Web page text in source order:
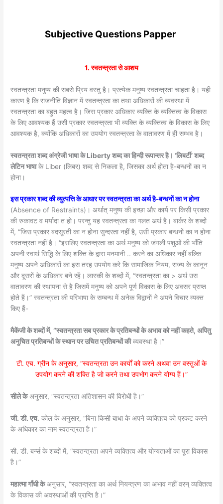
Subjective Questions Papper
1. स्वतन्त्रता से आशय
स्वतन्त्रता मनुष्य की सबसे प्रिय वस्तु है। प्रत्येक मनुष्य स्वतन्त्रता चाहता है। यही
कारण है कि राजनीति विज्ञान में स्वतन्त्रता का तथा अधिकारों की व्यवस्था में
स्वतन्त्रता का बहुत महत्व है। जिस प्रकार अधिकार व्यक्ति के व्यक्तित्व के विकास
के लिए आवश्यक हैं उसी प्रकार स्वतन्त्रता भी व्यक्ति के व्यक्तित्व के विकास के लिए
आवश्यक है, क्योंकि अधिकारों का उपयोग स्वतन्त्रता के वातावरण में ही सम्भव है।
स्वतन्त्रता शब्द अंग्रेजी भाषा के Liberty शब्द का हिन्दी रूपान्तर है। ‘लिबर्टी’ शब्द
लेटिन भाषाके Liber (लिबर) शब्द से निकला है, जिसका अर्थ होता है-बन्धनों का न
होना।
इस प्रकार शब्द की व्युत्पत्ति के आधार पर स्वतन्त्रता का अर्थ है-बन्धनों का न होना
(Absence of Restraints)। अर्थात् मनुष्य की इच्छा और कार्य पर किसी प्रकार
की रुकावट व मर्यादा त हो। परन्तु यह स्वतन्त्रता का गलत अर्थ है। बार्कर के शब्दों
में, “जिस प्रकार बदसूरती का न होना सुन्दरता नहीं है, उसी प्रकार बन्धनों का न होना
स्वतन्त्रता नहीं है। “इसलिए स्वतन्त्रता का अर्थ मनुष्य को जंगली पशुओं की भाँति
अपनी स्वार्थ सिद्धि के लिए शक्ति के द्वारा मनमानी .. करने का अधिकार नहीं बल्कि
मनुष्य अपने अधिकारों का इस तरह उपयोग करे कि सामाजिक नियम, राज्य के कानून
और दूसरों के अधिकार बने रहें। लास्की के शब्दों में, “स्वतन्त्रता का > अर्थ उस
वातावरण की स्थापना से है जिसमें मनुष्य को अपने पूर्ण विकास के लिए अवसर प्राप्त
होते हैं।” स्वतन्त्रता की परिभाषा के सम्बन्ध में अनेक विद्वानों ने अपने विचार व्यक्त
किए हैं-
मैकेंजी के शब्दों में, “स्वतन्त्रता सब प्रकार के प्रतिबन्धों के अभाव को नहीं कहते, अपितु
अनुचित प्रतिबन्धों के स्थान पर उचित प्रतिबन्धों कीव्यवस्था है।”
टी. एच. ग्रीन के अनुसार, “स्वतन्त्रता उन कार्यों को करने अथवा उन वस्तुओं के
उपयोग करने की शक्ति है जो करने तथा उपभोग करने योग्य हैं।”
सीले केअनुसार, “स्वतन्त्रता अतिशासन की विरोधी है।”
जी. डी. एच. कोल के अनुसार, “बिना किसी बाधा के अपने व्यक्तित्व को प्रकट करने
के अधिकार का नाम स्वतन्त्रता है।”
सी. डी. बर्न्स के शब्दों में, “स्वतन्त्रता अपने व्यक्तित्व और योग्यताओं का पूरा विकास
है।”
महात्मा गाँधी केअनुसार, “स्वतन्त्रता का अर्थ नियन्त्रण का अभाव नहीं वरन् व्यक्तित्व
के विकास की अवस्थाओं की प्राप्ति है।”